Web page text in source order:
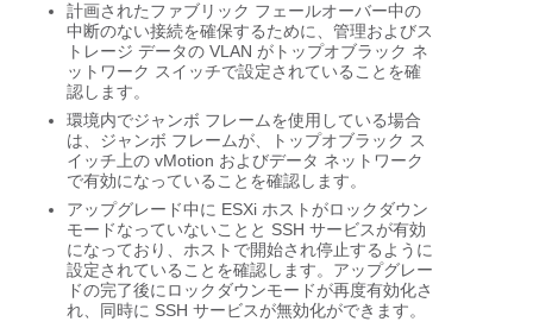
計画されたファブリック フェールオーバー中の
中断のない接続を確保するために、管理およびス
トレージ データの VLAN がトップオブラック ネ
ットワーク スイッチで設定されていることを確
認します。
環境内でジャンボ フレームを使用している場合
は、ジャンボ フレームが、トップオブラック ス
イッチ上の vMotion およびデータ ネットワーク
で有効になっていることを確認します。
アップグレード中に ESXi ホストがロックダウン
モードなっていないことと SSH サービスが有効
になっており、ホストで開始され停止するように
設定されていることを確認します。アップグレー
ドの完了後にロックダウンモードが再度有効化さ
れ、同時に SSH サービスが無効化ができます。